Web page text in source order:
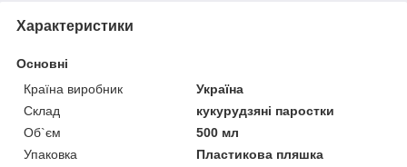
Характеристики
Основні
Країна виробник
Україна
Склад
кукурудзяні паростки
Об`єм
500 мл
Упаковка
Пластикова пляшка